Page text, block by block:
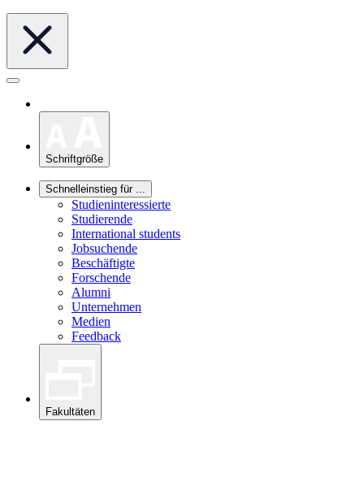
Schriftgröße
Schnelleinstieg für ...
Studieninteressierte
Studierende
International students
Jobsuchende
Beschäftigte
Forschende
Alumni
Unternehmen
Medien
Feedback
Fakultäten